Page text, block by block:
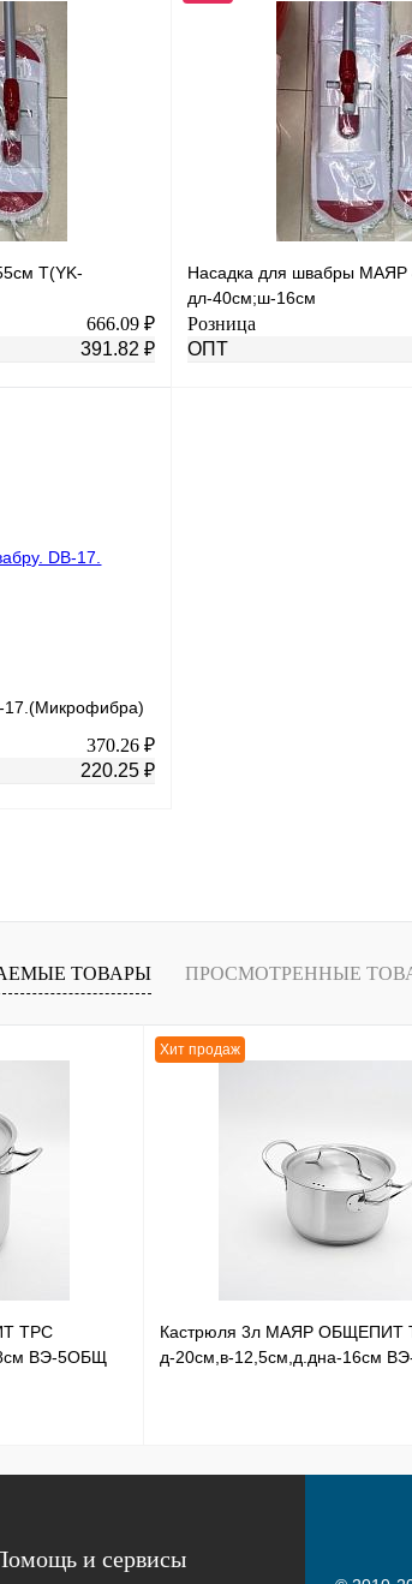
Купить в 1 клик
В избранное
Т(YK-
666.09 ₽
391.82 ₽
Насадка для швабры МАЯР
дл-40см;ш-16см
Розница
ОПТ
17.(Микрофибра)
370.26 ₽
220.25 ₽
ТОВАРЫ ПРОСМОТРЕННЫЕ
ТРС
ВЭ-5ОБЩ
Хит продаж
Кастрюля 3л МАЯР ОБЩЕПИТ
д-20см,в-12,5см,д.дна-16см
и сервисы